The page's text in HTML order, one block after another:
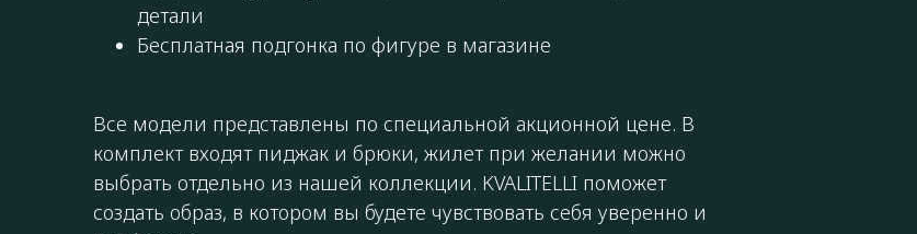
детали
Бесплатная подгонка по фигуре в магазине
Все модели представлены по специальной акционной цене. В
комплект входят пиджак и брюки, жилет при желании можно
выбрать отдельно из нашей коллекции. KVALITELLI поможет
создать образ, в котором вы будете чувствовать себя уверенно и